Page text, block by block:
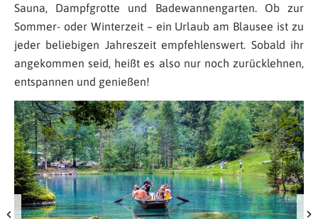
Sauna, Dampfgrotte und Badewannengarten. Ob zur
Sommer- oder Winterzeit – ein Urlaub am Blausee ist zu
jeder beliebigen Jahreszeit empfehlenswert. Sobald ihr
angekommen seid, heißt es also nur noch zurücklehnen,
entspannen und genießen!